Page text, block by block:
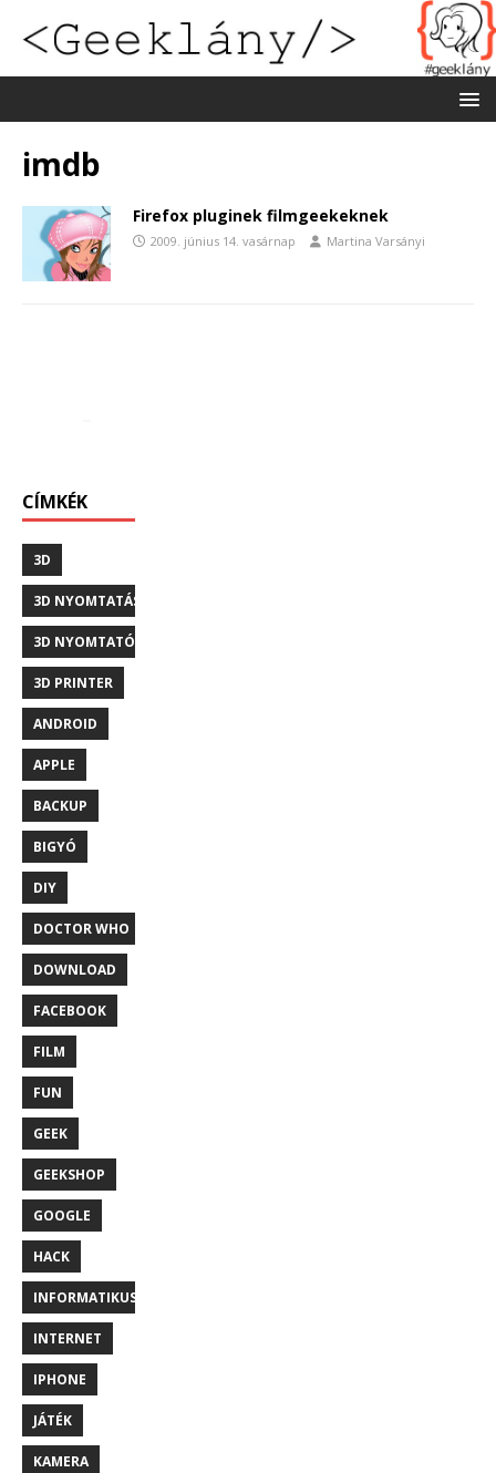
imdb
Firefox pluginek filmgeekeknek
2009. június 14. vasárnap Martina Varsányi
CÍMKÉK
3D
3D NYOMTATÁS
3D NYOMTATÓ
3D PRINTER
ANDROID
APPLE
BACKUP
BIGYÓ
DIY
DOCTOR WHO
DOWNLOAD
FACEBOOK
FILM
FUN
GEEK
GEEKSHOP
GOOGLE
HACK
INFORMATIKUS
INTERNET
IPHONE
JÁTÉK
KAMERA